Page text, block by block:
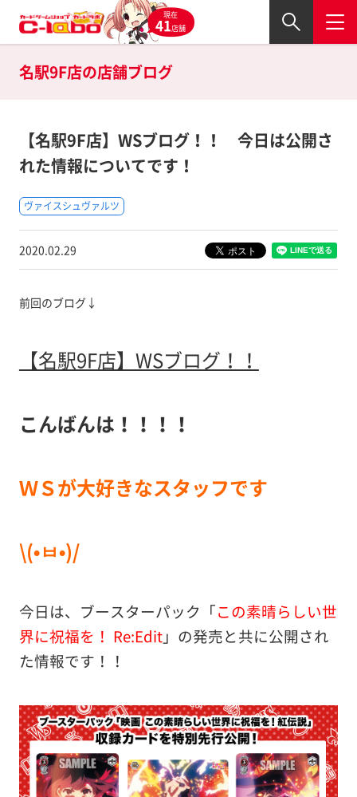
現在
41店舗
名駅9F店の店舗ブログ
【名駅9F店】WSブログ！！ 今日は公開さ
れた情報についてです！
ヴァイスシュヴァルツ
2020.02.29
前回のブログ↓
【名駅9F店】WSブログ！！
こんばんは！！！！
ＷＳが大好きなスタッフです
\(•ㅂ•)/
今日は、ブースターパック「この素晴らしい世
界に祝福を！ Re:Edit」の発売と共に公開され
た情報です！！